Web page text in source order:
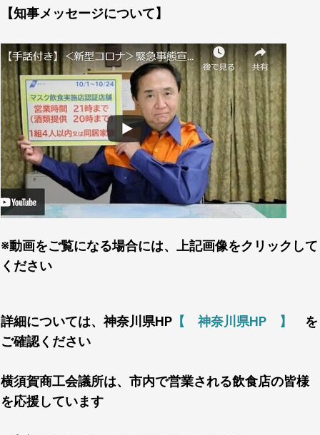
【知事メッセージについて】
※動画をご覧になる場合には、上記画像をクリックして
ください
詳細については、神奈川県HP 【 神奈川県HP 】
を
ご確認ください
横須賀商工会議所は、市内で営業される飲食店の皆様
を応援しています